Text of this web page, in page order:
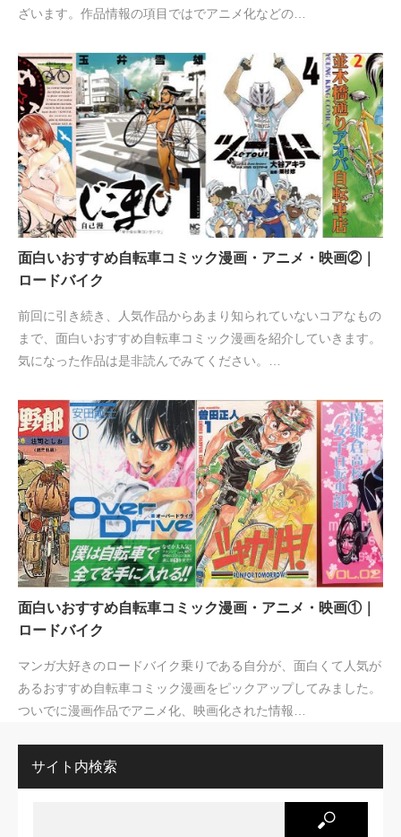
ざいます。作品情報の項目ではでアニメ化などの…
面白いおすすめ自転車コミック漫画・アニメ・映画②｜
ロードバイク
前回に引き続き、人気作品からあまり知られていないコアなもの
まで、面白いおすすめ自転車コミック漫画を紹介していきます。
気になった作品は是非読んでみてください。…
面白いおすすめ自転車コミック漫画・アニメ・映画①｜
ロードバイク
マンガ大好きのロードバイク乗りである自分が、面白くて人気が
あるおすすめ自転車コミック漫画をピックアップしてみました。
ついでに漫画作品でアニメ化、映画化された情報…
サイト内検索